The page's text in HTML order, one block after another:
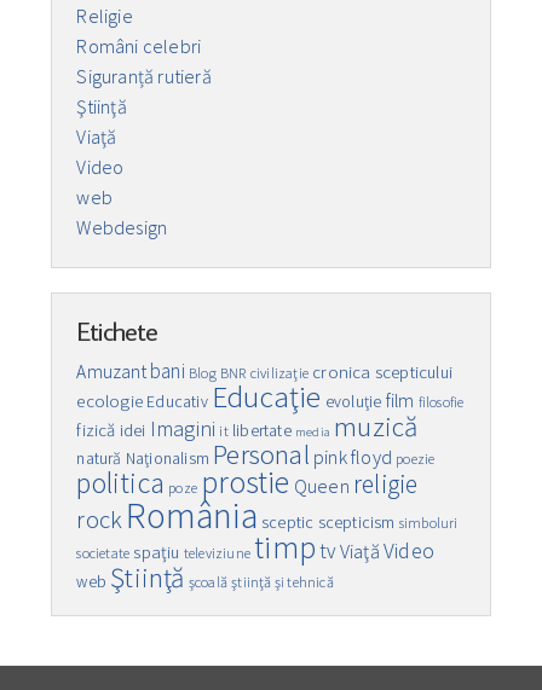
Religie
Români celebri
Siguranță rutieră
Ştiinţă
Viaţă
Video
web
Webdesign
Etichete
Amuzant bani Blog BNR civilizaţie cronica scepticului
ecologie Educativ Educaţie evoluţie film filosofie
fizică idei Imagini it libertate media muzică
natură Naţionalism Personal pink floyd poezie
politica poze prostie Queen religie
rockRomânia sceptic scepticism simboluri
societate spaţiu televiziune timptvViaţă Video
web Ştiinţă şcoală ştiinţă şi tehnică